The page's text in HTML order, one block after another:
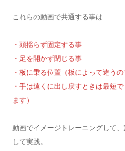
これらの動画で共通する事は
・頭揺らず固定する事
・足を開かず閉じる事
・板に乗る位置（板によって違うの
・手は遠くに出し戻すときは最短
ます）
動画でイメージトレーニングして
して実践。